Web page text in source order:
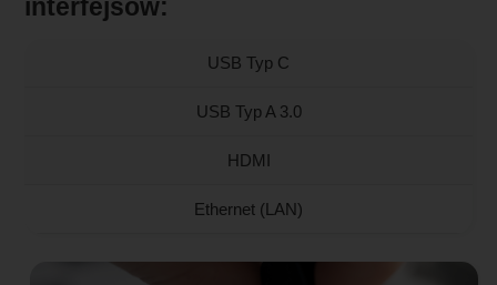
interfejsów:
USB Typ C
USB Typ A 3.0
HDMI
Ethernet (LAN)